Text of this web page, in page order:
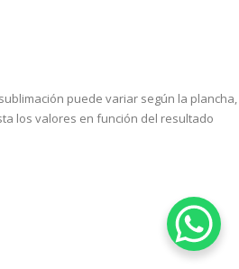
puede variar según la plancha,
los valores en función del resultado